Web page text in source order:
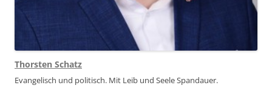
Thorsten Schatz
Evangelisch und politisch. Mit Leib und Seele Spandauer.